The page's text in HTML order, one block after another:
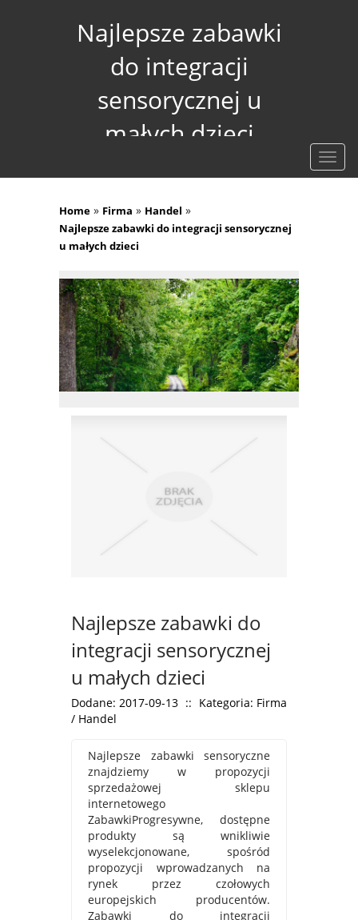
Najlepsze zabawki
do integracji
sensorycznej u
małych dzieci
Home » Firma » Handel »
Najlepsze zabawki do integracji sensorycznej
u małych dzieci
Najlepsze zabawki do
integracji sensorycznej
u małych dzieci
Dodane: 2017-09-13 :: Kategoria: Firma
/ Handel
Najlepsze zabawki sensoryczne
znajdziemy w propozycji
sprzedażowej sklepu
internetowego
ZabawkiProgresywne, dostępne
produkty są wnikliwie
wyselekcjonowane, spośród
propozycji wprowadzanych na
rynek przez czołowych
europejskich producentów.
Zabawki do integracji